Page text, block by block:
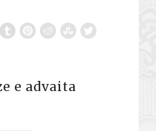
e advaita